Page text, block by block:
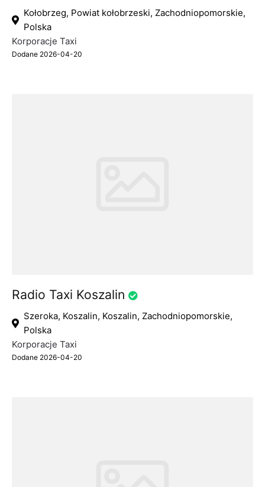
Kołobrzeg, Powiat kołobrzeski, Zachodniopomorskie,
Polska
Korporacje Taxi
Dodane 2026-04-20
Radio Taxi Koszalin
Szeroka, Koszalin, Koszalin, Zachodniopomorskie,
Polska
Korporacje Taxi
Dodane 2026-04-20